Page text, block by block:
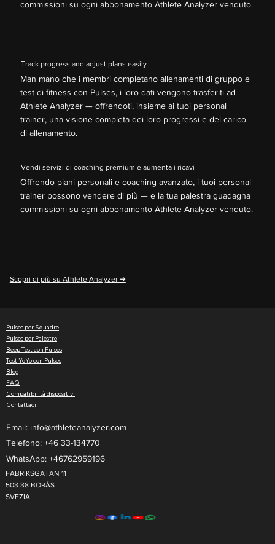
commissioni su ogni abbonamento Athlete Analyzer venduto.
Track progress and adjust plans easily
Man mano che i membri completano allenamenti di gruppo e
test di fitness con Pulses, i loro dati vengono trasferiti ad
Athlete Analyzer — offrendoti, insieme ai tuoi personal
trainer, una visione completa dei loro progressi e del carico
di allenamento.
Vendi servizi di coaching premium e aumenta i ricavi
Offrendo piani personali e coaching avanzato, i tuoi personal
trainer possono vendere di più — e la tua palestra guadagna
commissioni su ogni abbonamento Athlete Analyzer venduto.
Scopri di più su Athlete Analyzer ➔
Pulses per Squadre
Pulses per Palestre
Beep Test con Pulses
Test YoYo con Pulses
Blog
FAQ
Compatibilità dispositivi
Contattaci
Email: info@athleteanalyzer.com
Telefono: +46 33-134770​
WhatsApp: +46762959196
FABRIKSGATAN 11
503 38 BORÅS
SVEZIA